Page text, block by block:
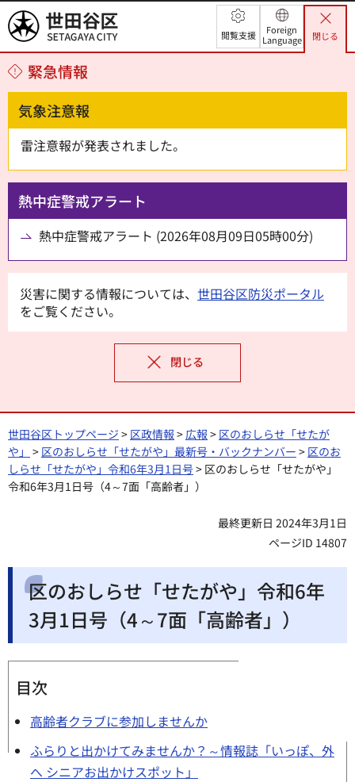
世田谷区 閲覧支援
Foreign
Language
閉じる
緊急情報
気象注意報
雷注意報が発表されました。
熱中症警戒アラート
熱中症警戒アラート (2026年08月09日05時00分)
災害に関する情報については、 世田谷区防災ポータル
をご覧ください。
閉じる
世田谷区トップページ > 区政情報 >広報 > 区のおしらせ「せたが
や」 > 区のおしらせ「せたがや」最新号・バックナンバー > 区のお
しらせ「せたがや」令和6年3月1日号> 区のおしらせ「せたがや」
令和6年3月1日号（4～7面「高齢者」）
最終更新日 2024年3月1日
ページID 14807
区のおしらせ「せたがや」令和6年
3月1日号（4～7面「高齢者」）
目次
高齢者クラブに参加しませんか
ふらりと出かけてみませんか？～情報誌「いっぽ、外
へ シニアお出かけスポット」